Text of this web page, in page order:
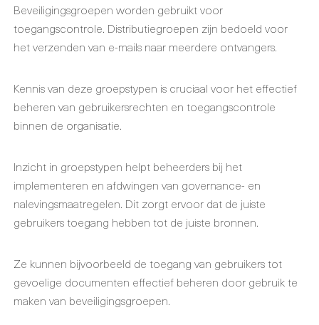
Beveiligingsgroepen worden gebruikt voor
toegangscontrole. Distributiegroepen zijn bedoeld voor
het verzenden van e-mails naar meerdere ontvangers.
Kennis van deze groepstypen is cruciaal voor het effectief
beheren van gebruikersrechten en toegangscontrole
binnen de organisatie.
Inzicht in groepstypen helpt beheerders bij het
implementeren en afdwingen van governance- en
nalevingsmaatregelen. Dit zorgt ervoor dat de juiste
gebruikers toegang hebben tot de juiste bronnen.
Ze kunnen bijvoorbeeld de toegang van gebruikers tot
gevoelige documenten effectief beheren door gebruik te
maken van beveiligingsgroepen.